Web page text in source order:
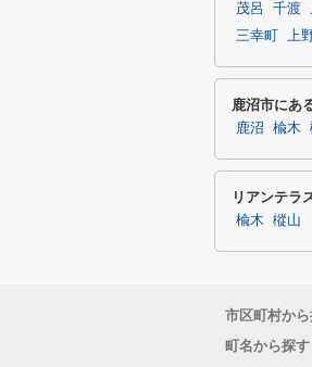
茂呂 千渡
三幸町
上
鹿沼市にあ
鹿沼 楡木
リアンテラ
楡木 樅山
市区町村か
町名から探す